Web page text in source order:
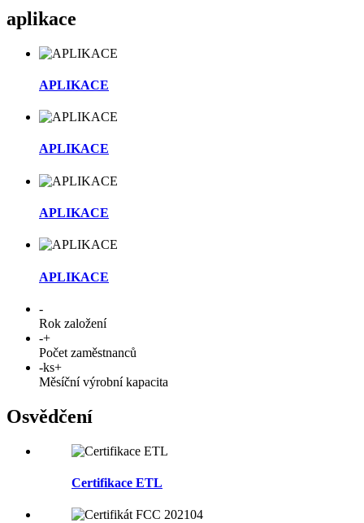
aplikace
APLIKACE
APLIKACE
APLIKACE
APLIKACE
-
Rok založení
-+
Počet zaměstnanců
-ks+
Měsíční výrobní kapacita
Osvědčení
Certifikace ETL